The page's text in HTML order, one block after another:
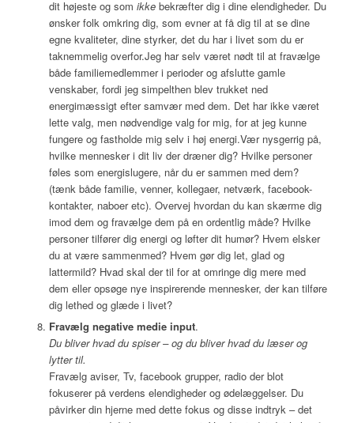
dit højeste og som ikkebekræfter dig i dine elendigheder. Du
ønsker folk omkring dig, som evner at få dig til at se dine
egne kvaliteter, dine styrker, det du har i livet som du er
taknemmelig overfor.Jeg har selv været nødt til at fravælge
både familiemedlemmer i perioder og afslutte gamle
venskaber, fordi jeg simpelthen blev trukket ned
energimæssigt efter samvær med dem. Det har ikke været
lette valg, men nødvendige valg for mig, for at jeg kunne
fungere og fastholde mig selv i høj energi.Vær nysgerrig på,
hvilke mennesker i dit liv der dræner dig? Hvilke personer
føles som energislugere, når du er sammen med dem?
(tænk både familie, venner, kollegaer, netværk, facebook-
kontakter, naboer etc). Overvej hvordan du kan skærme dig
imod dem og fravælge dem på en ordentlig måde? Hvilke
personer tilfører dig energi og løfter dit humør? Hvem elsker
du at være sammenmed? Hvem gør dig let, glad og
lattermild? Hvad skal der til for at omringe dig mere med
dem eller opsøge nye inspirerende mennesker, der kan tilføre
dig lethed og glæde i livet?
Fravælg negative medie input.
Du bliver hvad du spiser – og du bliver hvad du læser og
lytter til.
Fravælg aviser, Tv, facebook grupper, radio der blot
fokuserer på verdens elendigheder og ødelæggelser. Du
påvirker din hjerne med dette fokus og disse indtryk – det